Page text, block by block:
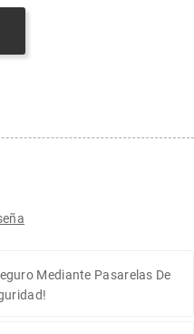
Mediante Pasarelas De